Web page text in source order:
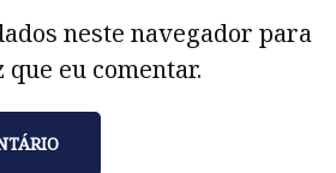
neste navegador para
eu comentar.